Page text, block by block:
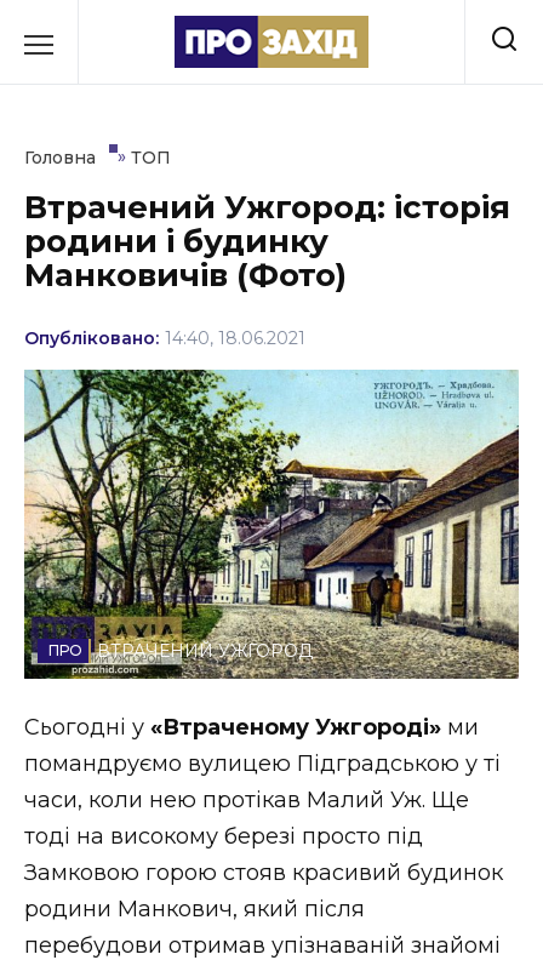
до
Культура
Освіта
Події
Політика
Соціум
Спорт
Стиль життя
Втрачений Ужгород
Втрачений Ужгород (відеоверсія)
ЗАКАРПАТСЬКІ НОВИНИ
НОВИНИ ЗАХІДНОЇ УКРАЇНИ
Головна » ТОП
Втрачений Ужгород: історія
родини і будинку
Манковичів (Фото)
Опубліковано: 14:40, 18.06.2021
ВТРАЧЕНИЙ УЖГОРОД
Сьогодні у «Втраченому Ужгороді» ми
помандруємо вулицею Підградською у ті
часи, коли нею протікав Малий Уж. Ще
тоді на високому березі просто під
Замковою горою стояв красивий будинок
родини Манкович, який після
перебудови отримав упізнаваній знайомі